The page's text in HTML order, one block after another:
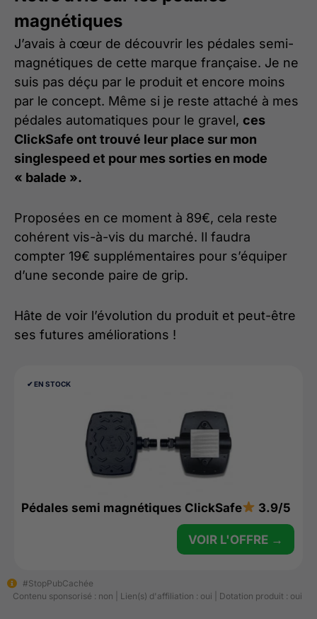
magnétiques
J’avais à cœur de découvrir les pédales semi-
magnétiques de cette marque française. Je ne
suis pas déçu par le produit et encore moins
par le concept. Même si je reste attaché à mes
pédales automatiques pour le gravel, ces
ClickSafe ont trouvé leur place sur mon
singlespeed et pour mes sorties en mode
« balade ».
Proposées en ce moment à 89€, cela reste
cohérent vis-à-vis du marché. Il faudra
compter 19€ supplémentaires pour s’équiper
d’une seconde paire de grip.
Hâte de voir l’évolution du produit et peut-être
ses futures améliorations !
✔︎ EN STOCK
Pédales semi magnétiques ClickSafe 3.9/5
VOIR L'OFFRE →
#StopPubCachée
Contenu sponsorisé : non | Lien(s) d'affiliation : oui | Dotation produit : oui